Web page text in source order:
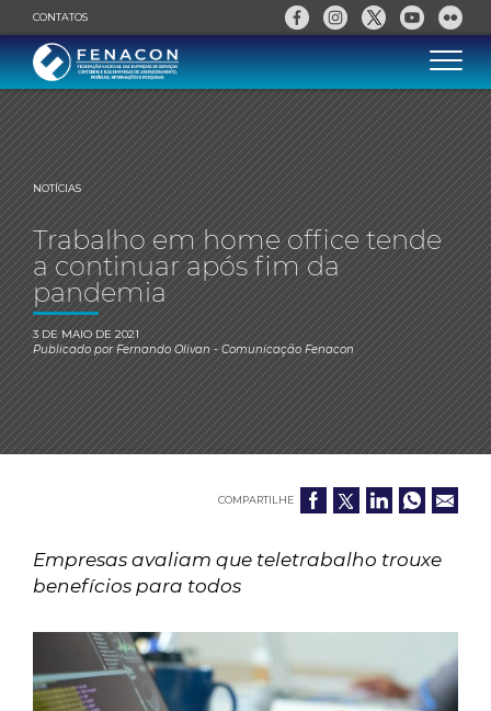
CONTATOS
NOTÍCIAS
Trabalho em home office tende
a continuar após fim da
pandemia
3 DE MAIO DE 2021
Publicado porFernando Olivan- Comunicação Fenacon
COMPARTILHE
Empresas avaliam que teletrabalho trouxe
benefícios para todos